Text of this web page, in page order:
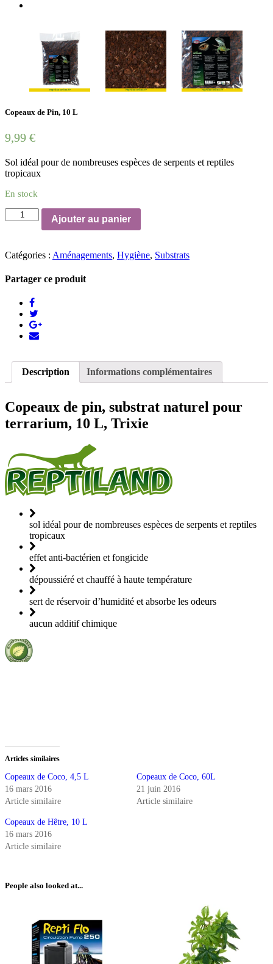
Copeaux de Pin, 10 L
9,99 €
Sol idéal pour de nombreuses espèces de serpents et reptiles
tropicaux
En stock
quantité
de
Pin,
L
Ajouter au panier
Catégories : Aménagements, Hygiène, Substrats
Partager ce produit
Description Informations complémentaires
Copeaux de pin, substrat naturel pour
terrarium, 10 L, Trixie
sol idéal pour de nombreuses espèces de serpents et reptiles
tropicaux
effet anti-bactérien et fongicide
dépoussiéré et chauffé à haute température
sert de réservoir d’humidité et absorbe les odeurs
aucun additif chimique
Articles similaires
Copeaux de Coco, 4,5 L
16 mars 2016
Article similaire
Copeaux de Coco, 60L
21 juin 2016
Article similaire
Copeaux de Hêtre, 10 L
16 mars 2016
Article similaire
People also looked at...